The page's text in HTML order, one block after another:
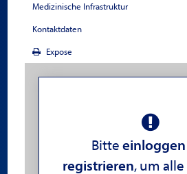
Medizinische Infrastruktur
Kontaktdaten
Expose
Bitte einloggen
registrieren, um